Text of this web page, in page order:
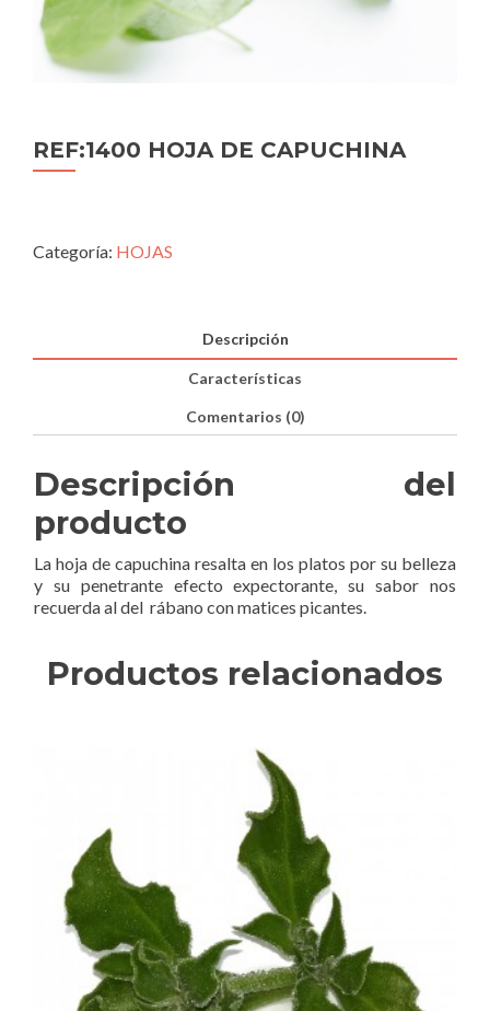
REF:1400 HOJA DE CAPUCHINA
Categoría: HOJAS
Descripción
Características
Comentarios (0)
Descripción del
producto
La hoja de capuchina resalta en los platos por su belleza
y su penetrante efecto expectorante, su sabor nos
recuerda al del rábano con matices picantes.
Productos relacionados